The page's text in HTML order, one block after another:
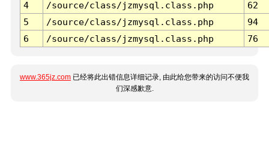
4
/source/class/jzmysql.class.php
62
5
/source/class/jzmysql.class.php
94
6
/source/class/jzmysql.class.php 76
www.365jz.com 已经将此出错信息详细记录, 由此给您带来的访问不便我
们深感歉意.